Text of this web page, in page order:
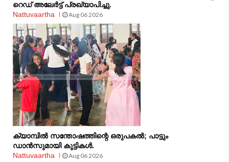
റെഡ് അലേർട്ട് പ്രഖ്യാപിച്ചു.
Nattuvaartha
Aug 06 2026
ക്യാമ്പിൽ സന്തോഷത്തിന്റെ ഒരുപകൽ; പാട്ടും
ഡാൻസുമായി കുട്ടികൾ.
Nattuvaartha
Aug 06 2026